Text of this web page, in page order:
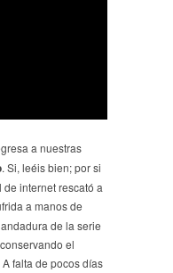
a nuestras
. Si, leéis bien; por si
internet rescató a
a manos de
de la serie
el
falta de pocos días